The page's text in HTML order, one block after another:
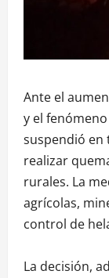
Ante el
y el
suspendió en
realizar
rurales. La
agrícolas,
control de
La decisión,